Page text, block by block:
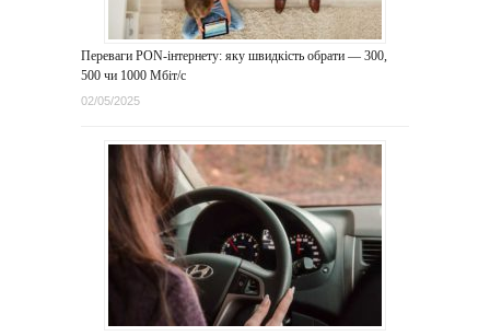
Переваги PON-інтернету: яку швидкість обрати — 300,
500 чи 1000 Мбіт/с
02/05/2025